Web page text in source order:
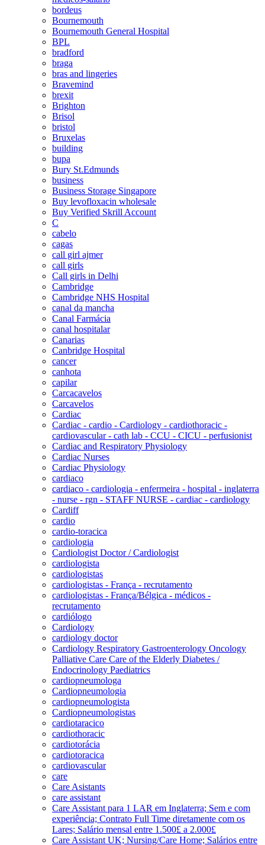
bordeus
Bournemouth
Bournemouth General Hospital
BPL
bradford
braga
bras and lingeries
Bravemind
brexit
Brighton
Brisol
bristol
Bruxelas
building
bupa
Bury St.Edmunds
business
Business Storage Singapore
Buy levofloxacin wholesale
Buy Verified Skrill Account
C
cabelo
cagas
call girl ajmer
call girls
Call girls in Delhi
Cambridge
Cambridge NHS Hospital
canal da mancha
Canal Farmácia
canal hospitalar
Canarias
Canbridge Hospital
cancer
canhota
capilar
Carcacavelos
Carcavelos
Cardiac
Cardiac - cardio - Cardiology - cardiothoracic -
cardiovascular - cath lab - CCU - CICU - perfusionist
Cardiac and Respiratory Physiology
Cardiac Nurses
Cardiac Physiology
cardiaco
cardiaco - cardiologia - enfermeira - hospital - inglaterra
- nurse - rgn - STAFF NURSE - cardiac - cardiology
Cardiff
cardio
cardio-toracica
cardiologia
Cardiologist Doctor / Cardiologist
cardiologista
cardiologistas
cardiologistas - França - recrutamento
cardiologistas - França/Bélgica - médicos -
recrutamento
cardiólogo
Cardiology
cardiology doctor
Cardiology Respiratory Gastroenterology Oncology
Palliative Care Care of the Elderly Diabetes /
Endocrinology Paediatrics
cardiopneumologa
Cardiopneumologia
cardiopneumologista
Cardiopneumologistas
cardiotaracico
cardiothoracic
cardiotorácia
cardiotoracica
cardiovascular
care
Care Asistants
care assistant
Care Assistant para 1 LAR em Inglaterra; Sem e com
experiência; Contrato Full Time diretamente com os
Lares; Salário mensal entre 1.500£ a 2.000£
Care Assistant UK; Nursing/Care Home; Salários entre